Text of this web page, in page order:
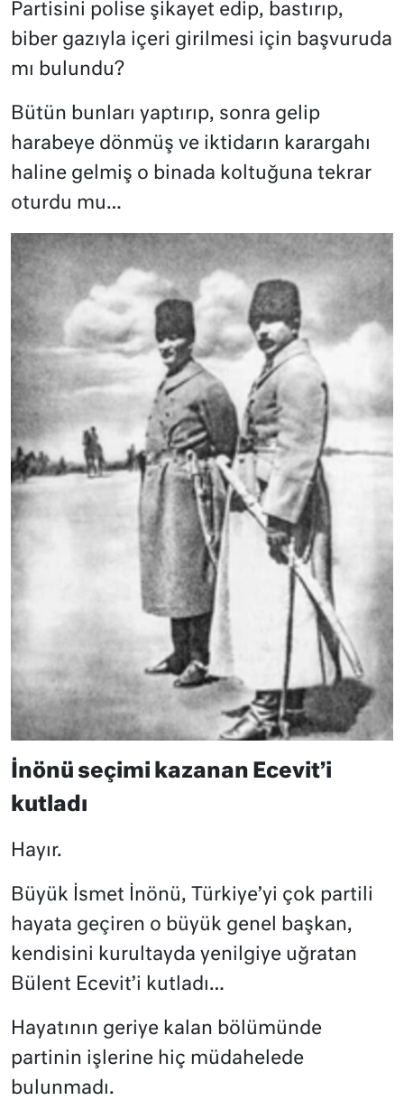
Partisini polise şikayet edip, bastırıp,
biber gazıyla içeri girilmesi için başvuruda
mı bulundu?
Bütün bunları yaptırıp, sonra gelip
harabeye dönmüş ve iktidarın karargahı
haline gelmiş o binada koltuğuna tekrar
oturdu mu…
İnönü seçimi kazanan Ecevit’i
kutladı
Hayır.
Büyük İsmet İnönü, Türkiye’yi çok partili
hayata geçiren o büyük genel başkan,
kendisini kurultayda yenilgiye uğratan
Bülent Ecevit’i kutladı…
Hayatının geriye kalan bölümünde
partinin işlerine hiç müdahelede
bulunmadı.